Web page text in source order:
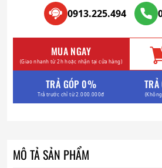
0913.225.494
MUA NGAY
(Giao nhanh từ 2h hoặc nhận tại cửa hàng)
TRẢ GÓP 0%
Trả trước chỉ từ 2.000.000đ
MÔ TẢ SẢN PHẨM